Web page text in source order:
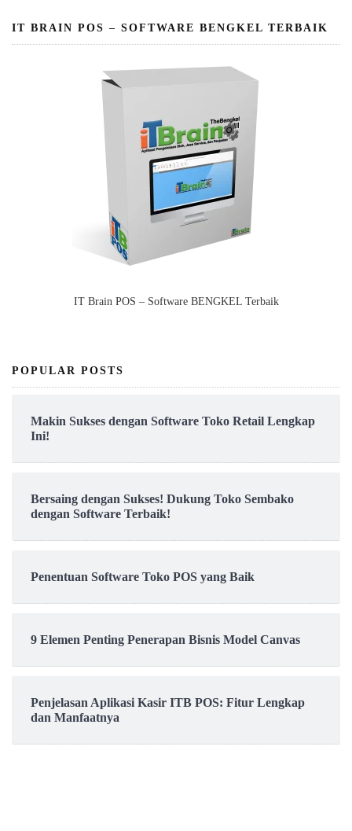
IT BRAIN POS – SOFTWARE BENGKEL TERBAIK
IT Brain POS – Software BENGKEL Terbaik
POPULAR POSTS
Makin Sukses dengan Software Toko Retail Lengkap
Ini!
Bersaing dengan Sukses! Dukung Toko Sembako
dengan Software Terbaik!
Penentuan Software Toko POS yang Baik
9 Elemen Penting Penerapan Bisnis Model Canvas
Penjelasan Aplikasi Kasir ITB POS: Fitur Lengkap
dan Manfaatnya